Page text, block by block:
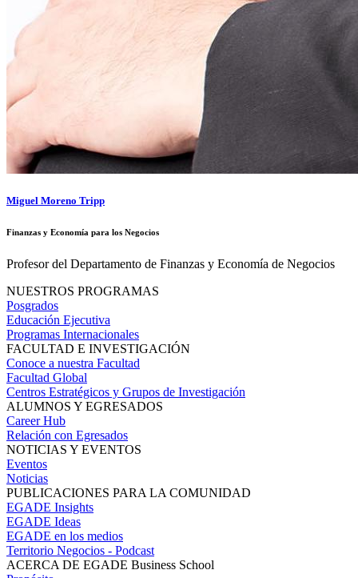
Miguel Moreno Tripp
Finanzas y Economía para los Negocios
Profesor del Departamento de Finanzas y Economía de Negocios
NUESTROS PROGRAMAS
Posgrados
Educación Ejecutiva
Programas Internacionales
FACULTAD E INVESTIGACIÓN
Conoce a nuestra Facultad
Facultad Global
Centros Estratégicos y Grupos de Investigación
ALUMNOS Y EGRESADOS
Career Hub
Relación con Egresados
NOTICIAS Y EVENTOS
Eventos
Noticias
PUBLICACIONES PARA LA COMUNIDAD
EGADE Insights
EGADE Ideas
EGADE en los medios
Territorio Negocios - Podcast
ACERCA DE EGADE Business School